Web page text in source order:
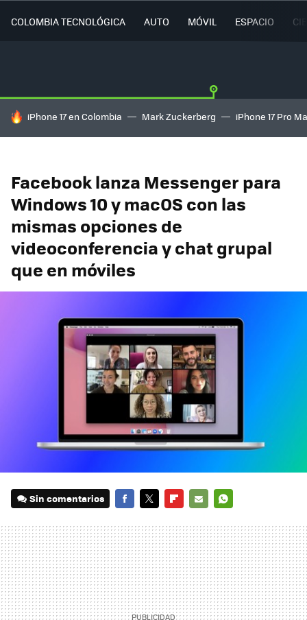
COLOMBIA TECNOLÓGICA AUTO MÓVIL ESPACIO
HOY SE HABLA DE
iPhone 17 en Colombia Mark Zuckerberg iPhone 17 Pro
Facebook lanza Messenger para
Windows 10 y macOS con las
mismas opciones de
videoconferencia y chat grupal
que en móviles
Sin comentarios
MAIL